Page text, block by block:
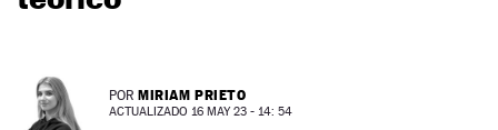
POR MIRIAM PRIETO
ACTUALIZADO 16 MAY 23 - 14: 54